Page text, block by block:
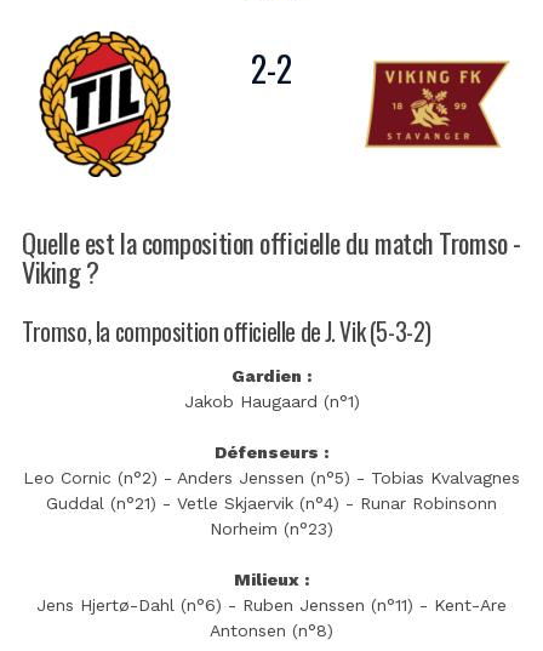
2-2
Quelle est la composition officielle du match Tromso -
Viking ?
Tromso, la composition officielle de J. Vik (5-3-2)
Gardien :
Jakob Haugaard (n°1)
Défenseurs :
Leo Cornic (n°2) - Anders Jenssen (n°5) - Tobias Kvalvagnes
Guddal (n°21) - Vetle Skjaervik (n°4) - Runar Robinsonn
Norheim (n°23)
Milieux :
Jens Hjertø-Dahl (n°6) - Ruben Jenssen (n°11) - Kent-Are
Antonsen (n°8)